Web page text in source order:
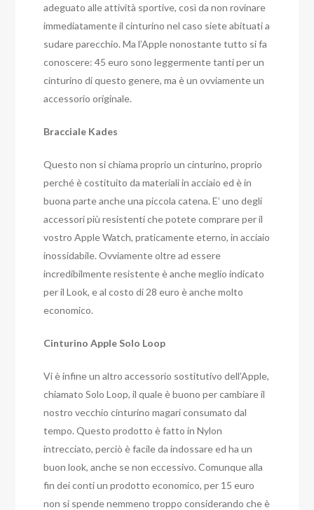
adeguato alle attività sportive, così da non rovinare
immediatamente il cinturino nel caso siete abituati a
sudare parecchio. Ma l’Apple nonostante tutto si fa
conoscere: 45 euro sono leggermente tanti per un
cinturino di questo genere, ma è un ovviamente un
accessorio originale.
Bracciale Kades
Questo non si chiama proprio un cinturino, proprio
perché è costituito da materiali in acciaio ed è in
buona parte anche una piccola catena. E’ uno degli
accessori più resistenti che potete comprare per il
vostro Apple Watch, praticamente eterno, in acciaio
inossidabile. Ovviamente oltre ad essere
incredibilmente resistente è anche meglio indicato
per il Look, e al costo di 28 euro è anche molto
economico.
Cinturino Apple Solo Loop
Vi è infine un altro accessorio sostitutivo dell’Apple,
chiamato Solo Loop, il quale è buono per cambiare il
nostro vecchio cinturino magari consumato dal
tempo. Questo prodotto è fatto in Nylon
intrecciato, perciò è facile da indossare ed ha un
buon look, anche se non eccessivo. Comunque alla
fin dei conti un prodotto economico, per 15 euro
non si spende nemmeno troppo considerando che è